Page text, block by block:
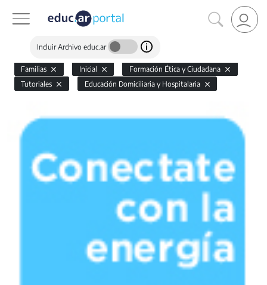
Incluir Archivo educ.ar
Familias Inicial
Formación Ética y Ciudadana
Tutoriales
Educación Domiciliaria y Hospitalaria